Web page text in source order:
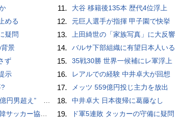
める
疑問
景
ず
示
」…見据える球団記録更新
待”疑惑 韓国メディアが報道
11. 大谷 移籍後135本 歴代4位浮上
12. 元巨人選手が指揮 甲子園で快挙
13. 上田綺世の「家族写真」に大反響
14. バルサ下部組織に有望日本人いる
15. 35戦30勝 世界一候補にレ軍浮上
16. レアルでの経験 中井卓大が回想
17. メッツ 559億円投じ主力を放出
18. 中井卓大 日本復帰に葛藤なし
19. ド軍5連敗 タッカーの守備に疑問